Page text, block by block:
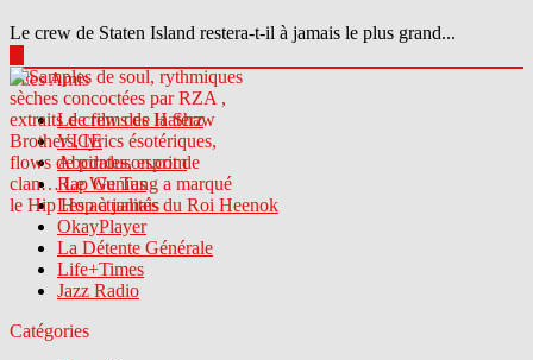
Le crew de Staten Island restera-t-il à jamais le plus grand...
Sites Amis
Le crew des Haterz
VICE
Abcdrduson.com
Rap Genius
Les actualités du Roi Heenok
OkayPlayer
La Détente Générale
Life+Times
Jazz Radio
Catégories